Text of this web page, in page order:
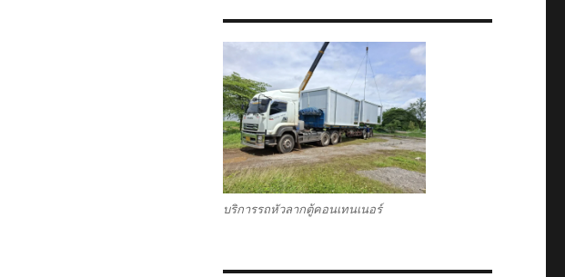
บริการรถหัวลากตู้คอนเทนเนอร์